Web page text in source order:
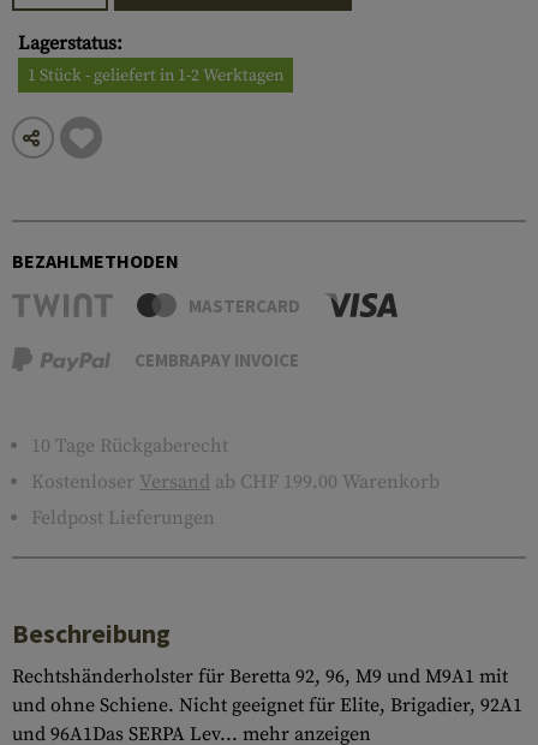
Lagerstatus:
1 Stück - geliefert in 1-2 Werktagen
BEZAHLMETHODEN
MASTERCARD
CEMBRAPAY INVOICE
10 Tage Rückgaberecht
Kostenloser Versand ab CHF 199.00 Warenkorb
Feldpost Lieferungen
Beschreibung
Rechtshänderholster für Beretta 92, 96, M9 und M9A1 mit
und ohne Schiene. Nicht geeignet für Elite, Brigadier, 92A1
und 96A1Das SERPA Lev... mehr anzeigen